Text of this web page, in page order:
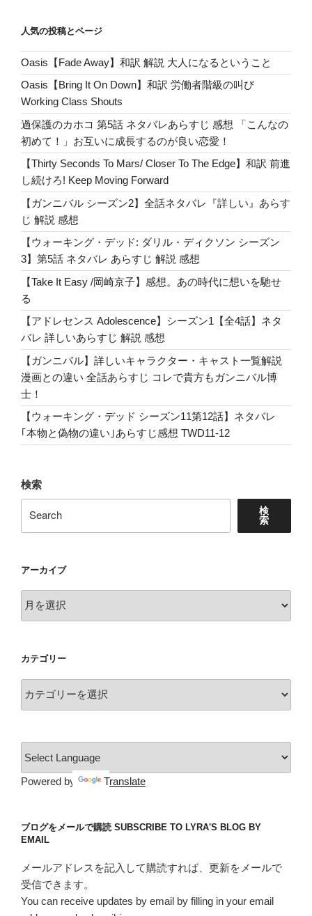
the
Soul
is
inside”
の
a
e
ss
er e
b
o
o
k
人気の投稿とページ
Oasis【Fade Away】和訳 解説 大人になるということ
Oasis【Bring It On Down】和訳 労働者階級の叫び
Working Class Shouts
過保護のカホコ 第5話 ネタバレあらすじ 感想 「こんなの
初めて！」お互いに成長するのが良い恋愛！
【Thirty Seconds To Mars/ Closer To The Edge】和訳 前進
し続けろ! Keep Moving Forward
【ガンニバル シーズン2】全話ネタバレ『詳しい』あらす
じ 解説 感想
【ウォーキング・デッド: ダリル・ディクソン シーズン
3】第5話 ネタバレ あらすじ 解説 感想
【Take It Easy /岡崎京子】感想。あの時代に想いを馳せ
る
【アドレセンス Adolescence】シーズン1【全4話】ネタ
バレ 詳しいあらすじ 解説 感想
【ガンニバル】詳しいキャラクター・キャスト一覧解説
漫画との違い 全話あらすじ コレで貴方もガンニバル博
士！
【ウォーキング・デッド シーズン11第12話】ネタバレ
｢本物と偽物の違い｣あらすじ感想 TWD11-12
検索
検
索
アーカイブ
ー
ブ
カテゴリー
テ
ー
Powered by Translate
ブログをメールで購読 SUBSCRIBE TO LYRA'S BLOG BY
EMAIL
メールアドレスを記入して購読すれば、更新をメールで
受信できます。
You can receive updates by email by filling in your email